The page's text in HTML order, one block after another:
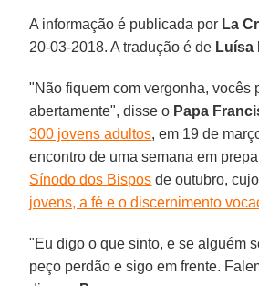
A informação é publicada por La
20-03-2018. A tradução é de Luísa
"Não fiquem com vergonha, vocês
abertamente", disse o Papa
300 jovens adultos, em 19 de
encontro de uma semana em
Sínodo dos Bispos de outubro,
jovens, a fé e o discernimento
"Eu digo o que sinto, e se alguém
peço perdão e sigo em frente.